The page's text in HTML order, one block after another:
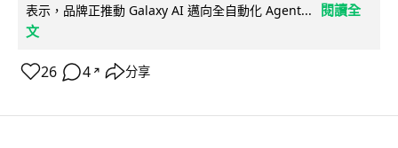
表示，品牌正推動 Galaxy AI 邁向全自動化 Agent...
閱讀全
文
26 4 ↗ 分享